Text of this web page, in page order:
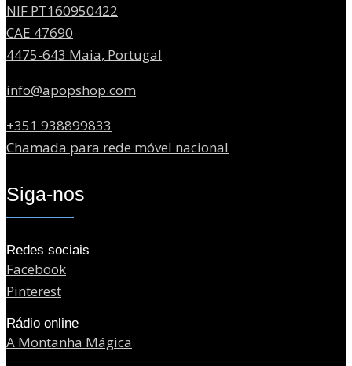
NIF PT160950422
CAE 47690
4475-643 Maia, Portugal
info@apopshop.com
+351 938899833
Chamada para rede móvel nacional
Siga-nos
Redes sociais
Facebook
Pinterest
Rádio online
A Montanha Mágica